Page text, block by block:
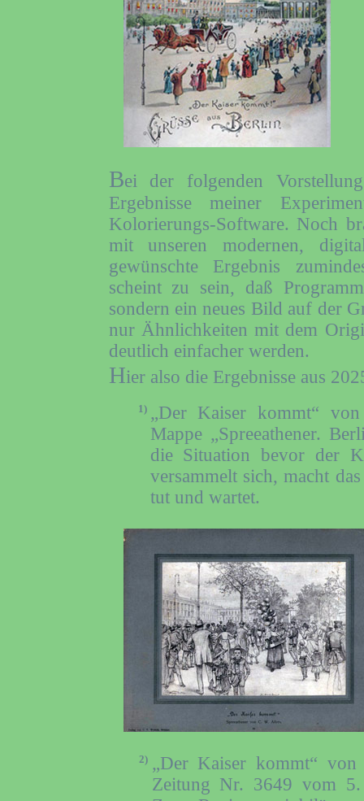
Bei der folgenden
Ergebnisse meiner
Kolorierungs-Software. Noch
mit unseren modernen,
gewünschte Ergebnis
scheint zu sein, daß
sondern ein neues Bild auf der
nur Ähnlichkeiten mit dem
deutlich einfacher werden.
Hier also die Ergebnisse aus
1) „Der Kaiser kommt“
Mappe „Spreeathener.
die Situation bevor der
versammelt sich, macht
tut und wartet.
2) „Der Kaiser kommt“
Zeitung Nr. 3649 vom 5.